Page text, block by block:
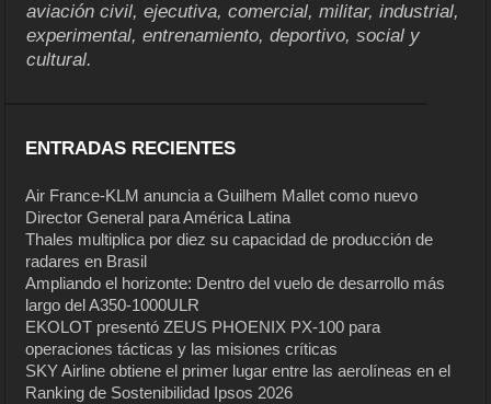
aviación civil, ejecutiva, comercial, militar, industrial,
experimental, entrenamiento, deportivo, social y
cultural.
ENTRADAS RECIENTES
Air France-KLM anuncia a Guilhem Mallet como nuevo
Director General para América Latina
Thales multiplica por diez su capacidad de producción de
radares en Brasil
Ampliando el horizonte: Dentro del vuelo de desarrollo más
largo del A350-1000ULR
EKOLOT presentó ZEUS PHOENIX PX-100 para
operaciones tácticas y las misiones críticas
SKY Airline obtiene el primer lugar entre las aerolíneas en el
Ranking de Sostenibilidad Ipsos 2026